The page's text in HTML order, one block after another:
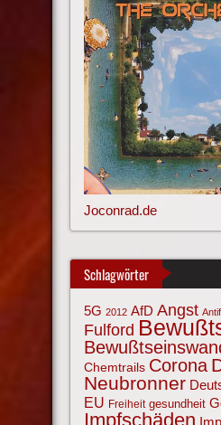
Joconrad.de
Schlagwörter
5G 2012 AfD Angst
Fulford
Chemtrails Corona
Neubronner
EU Freiheit gesundheit
Impfschäden